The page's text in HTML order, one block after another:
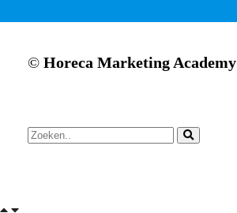
© Horeca Marketing Academy